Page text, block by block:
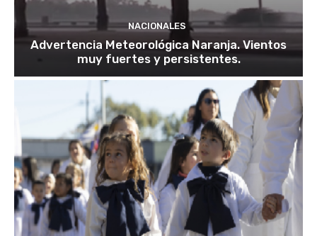
NACIONALES
Advertencia Meteorológica Naranja. Vientos
muy fuertes y persistentes.